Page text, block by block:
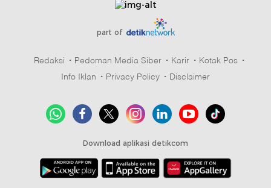
part of
Redaksi Pedoman Media Siber Karir
Kotak Pos
Info Iklan
Privacy Policy Disclaimer
Download aplikasi detikcom